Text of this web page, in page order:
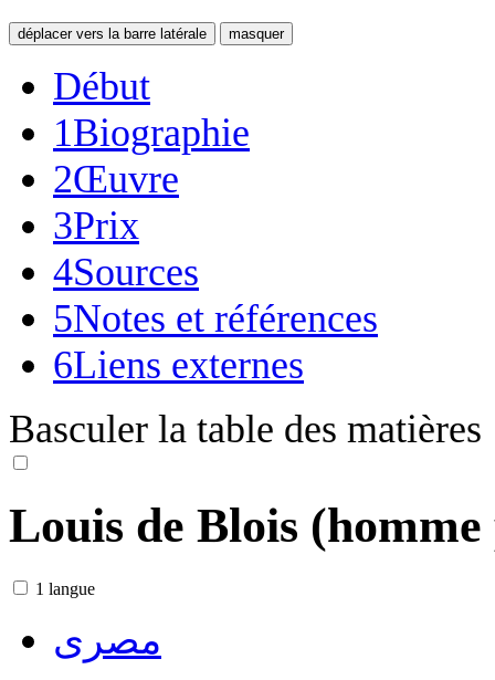
déplacer vers la barre latérale masquer
Début
1Biographie
2Œuvre
3Prix
4Sources
5Notes et références
6Liens externes
Basculer la table des matières
Louis de Blois
1 langue
مصرى